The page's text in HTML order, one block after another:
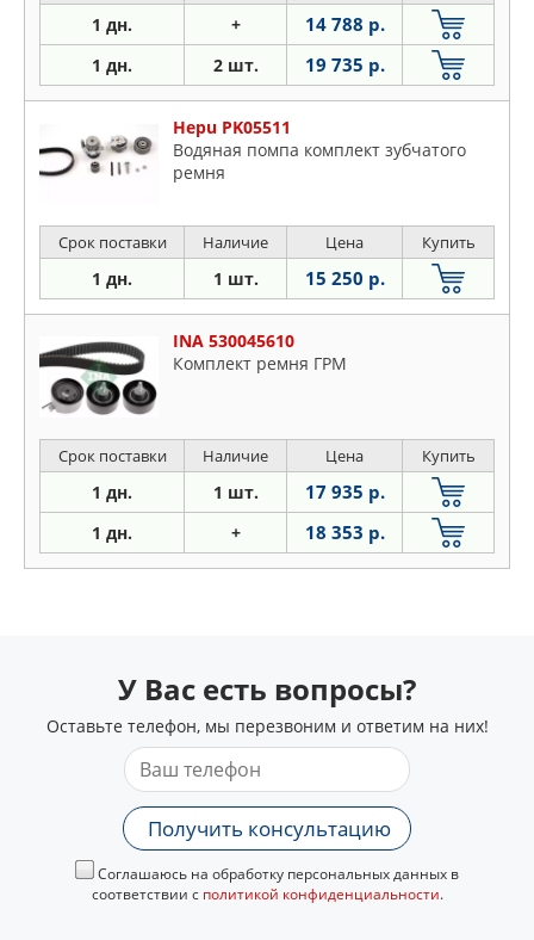
1 дн. + 14 788 р.
1 дн. 2 шт. 19 735 р.
Hepu PK05511
Водяная помпа комплект зубчатого
ремня
Срок поставки Наличие Цена Купить
1 дн. 1 шт. 15 250 р.
INA 530045610
Комплект ремня ГРМ
Срок поставки Наличие Цена Купить
1 дн. 1 шт. 17 935 р.
1 дн. + 18 353 р.
У Вас есть вопросы?
Оставьте телефон, мы перезвоним и ответим на них!
Получить консультацию
Соглашаюсь на обработку персональных данных в
соответствии с политикой конфиденциальности.